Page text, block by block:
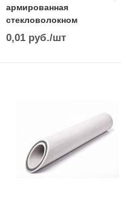
армированная
стекловолокном
0,01 руб./шт